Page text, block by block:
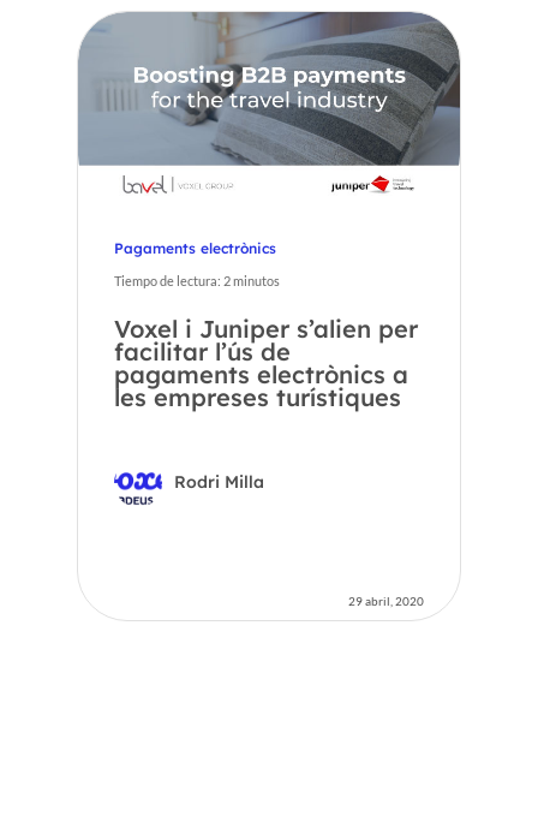
Pagaments electrònics
Tiempo de lectura: 2minutos
Voxel i Juniper s’alien per
facilitar l’ús de
pagaments electrònics a
les empreses turístiques
Rodri Milla
29 abril, 2020